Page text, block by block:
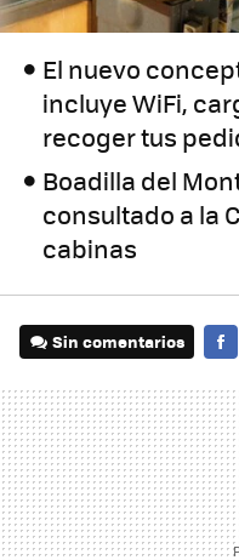
El nuevo
incluye WiFi,
recoger tus
Boadilla del
consultado a la
cabinas
Sin comentarios